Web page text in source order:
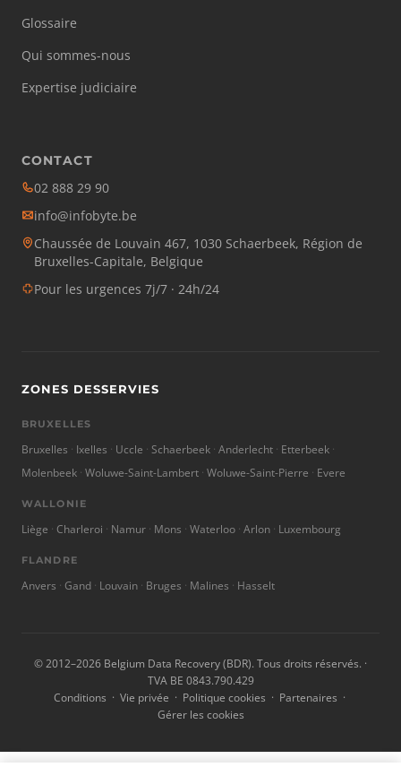
Glossaire
Qui sommes-nous
Expertise judiciaire
CONTACT
02 888 29 90
info@infobyte.be
Chaussée de Louvain 467, 1030 Schaerbeek, Région de
Bruxelles-Capitale, Belgique
Pour les urgences 7j/7 · 24h/24
ZONES DESSERVIES
BRUXELLES
Bruxelles Ixelles Uccle Schaerbeek Anderlecht Etterbeek
Molenbeek Woluwe-Saint-Lambert Woluwe-Saint-Pierre Evere
WALLONIE
Liège Charleroi Namur Mons Waterloo Arlon Luxembourg
FLANDRE
Anvers Gand Louvain Bruges Malines Hasselt
© 2012–2026 Belgium Data Recovery (BDR). Tous droits réservés. ·
TVA BE 0843.790.429
Conditions · Vie privée · Politique cookies · Partenaires ·
Gérer les cookies